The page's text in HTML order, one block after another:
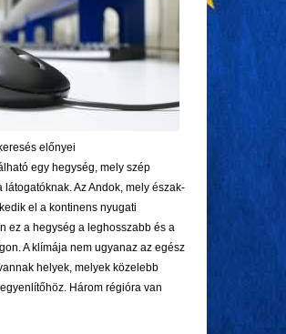
előnyei
egy hegység, mely szép
látogatóknak. Az Andok, mely észak-
el a kontinens nyugati
ez a hegység a leghosszabb és a
A klímája nem ugyanaz az egész
helyek, melyek közelebb
Három régióra van